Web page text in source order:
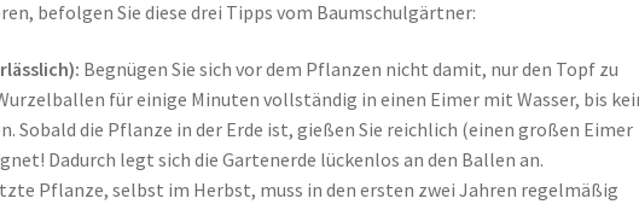
befolgen Sie diese drei Tipps vom Baumschulgärtner:
Begnügen Sie sich vor dem Pflanzen nicht damit, nur den Topf zu
für einige Minuten vollständig in einen Eimer mit Wasser, bis
Sobald die Pflanze in der Erde ist, gießen Sie reichlich (einen großen Eimer
Dadurch legt sich die Gartenerde lückenlos an den Ballen an.
Pflanze, selbst im Herbst, muss in den ersten zwei Jahren regelmäßig